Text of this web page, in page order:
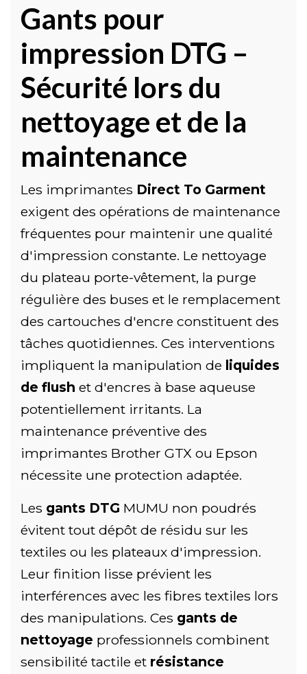
Gants pour
impression DTG –
Sécurité lors du
nettoyage et de la
maintenance
Les imprimantes Direct To Garment
exigent des opérations de maintenance
fréquentes pour maintenir une qualité
d'impression constante. Le nettoyage
du plateau porte-vêtement, la purge
régulière des buses et le remplacement
des cartouches d'encre constituent des
tâches quotidiennes. Ces interventions
impliquent la manipulation de liquides
de flush et d'encres à base aqueuse
potentiellement irritants. La
maintenance préventive des
imprimantes Brother GTX ou Epson
nécessite une protection adaptée.
Les gants DTG MUMU non poudrés
évitent tout dépôt de résidu sur les
textiles ou les plateaux d'impression.
Leur finition lisse prévient les
interférences avec les fibres textiles lors
des manipulations. Ces gants de
nettoyage professionnels combinent
sensibilité tactile et résistance